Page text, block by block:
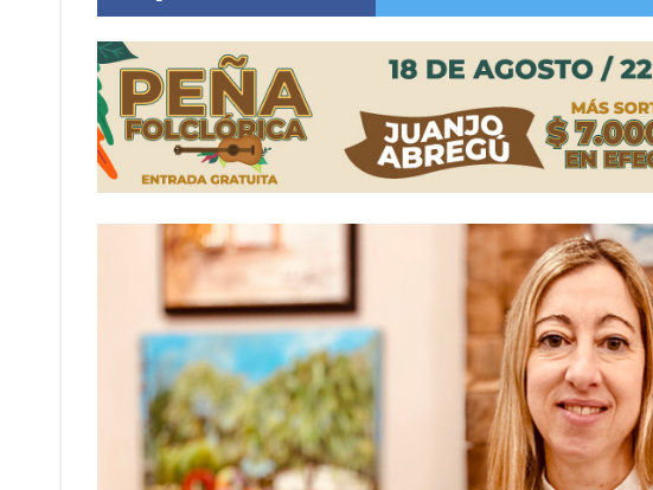
Villada: evalúan obras preventivas ante posibles lluvias intensas